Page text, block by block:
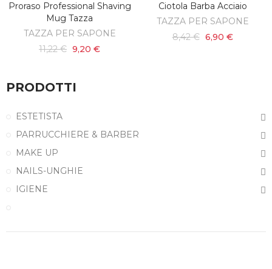
SCOPRI
Proraso Professional Shaving
Mug Tazza
TAZZA PER SAPONE
11,22 € 9,20 €
SCOPRI
Ciotola Barba Acciaio
TAZZA PER SAPONE
8,42 € 6,90 €
PRODOTTI
ESTETISTA
PARRUCCHIERE & BARBER
MAKE UP
NAILS-UNGHIE
IGIENE